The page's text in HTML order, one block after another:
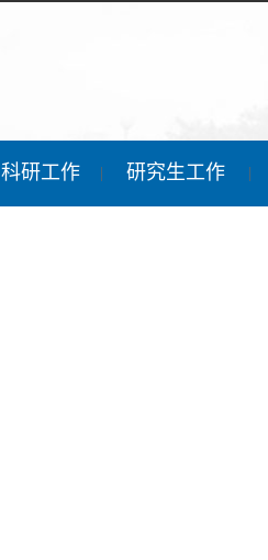
科研工作 | 研究生工作 |